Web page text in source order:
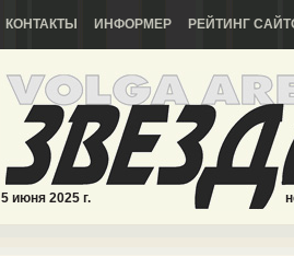
КОНТАКТЫ ИНФОРМЕР РЕЙТИНГ
5 июня 2025 г.